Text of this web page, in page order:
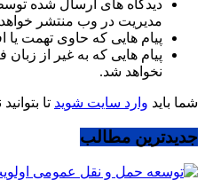
دیدگاه های ارسال شده
مدیریت در وب منتشر
پیام هایی که حاوی تهمت یا
پیام هایی که به غیر از
نخواهد شد.
شما باید وارد سایت شوید تا
جدیدترین مطالب